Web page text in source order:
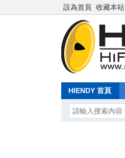
設為首頁 收藏本站
HIENDY 首頁